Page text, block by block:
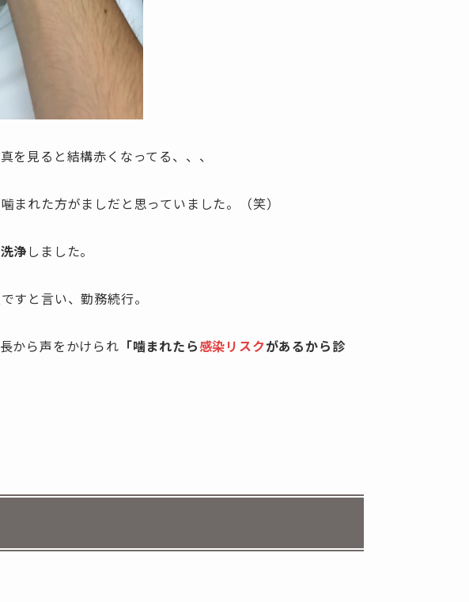
を見ると結構赤くなってる、、、
まれた方がましだと思っていました。（笑）
浄しました。
すと言い、勤務続行。
から声をかけられ 「噛まれたら感染リスクがあるから診